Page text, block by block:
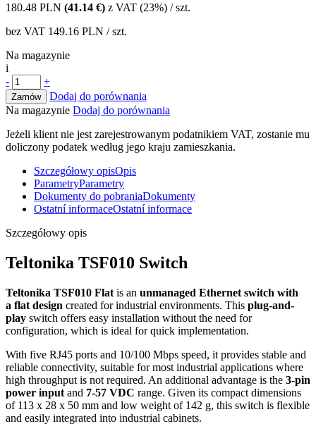
180.48 PLN (41.14 €) z VAT (23%) / szt.
bez VAT 149.16 PLN / szt.
Na magazynie
i
-
+
Zamów
Dodaj do porównania
Na magazynie Dodaj do porównania
Jeżeli klient nie jest zarejestrowanym podatnikiem VAT, zostanie mu
doliczony podatek według jego kraju zamieszkania.
Szczegółowy opisOpis
ParametryParametry
Dokumenty do pobraniaDokumenty
Ostatní informaceOstatní informace
Szczegółowy opis
Teltonika TSF010 Switch
Teltonika TSF010 Flat is an unmanaged Ethernet switch with
a flat design created for industrial environments. This plug-and-
play switch offers easy installation without the need for
configuration, which is ideal for quick implementation.
With five RJ45 ports and 10/100 Mbps speed, it provides stable and
reliable connectivity, suitable for most industrial applications where
high throughput is not required. An additional advantage is the 3-pin
power input and 7-57 VDC range. Given its compact dimensions
of 113 x 28 x 50 mm and low weight of 142 g, this switch is flexible
and easily integrated into industrial cabinets.